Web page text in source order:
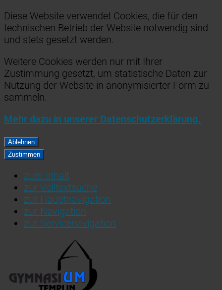
Diese Website verwendet Cookies, die für den
technischen Betrieb der Website notwendig sind
und stets gesetzt werden.
Weitere Cookies werden nur mit Ihrer
Zustimmung gesetzt, um statistische Daten zur
Nutzung der Website in anonymisierter Form zu
sammeln.
Mehr dazu in unserer Datenschutzerklärung.
Ablehnen
Zustimmen
zum Inhalt
zur Volltextsuche
zur Hauptnavigation
zur Navigation
zur Servicenavigation